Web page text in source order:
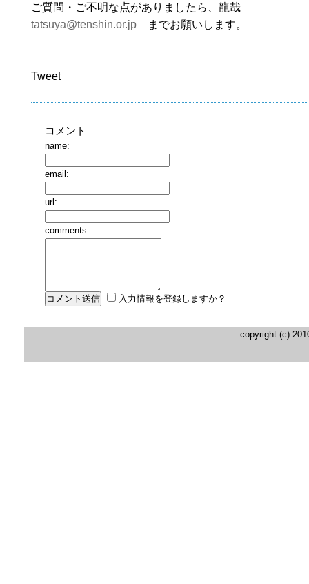
ご質問・ご不明な点がありましたら、龍哉
tatsuya@tenshin.or.jp までお願いします。
Tweet
コメント
name:
email:
url:
comments:
入力情報を登録しますか？
copyright (c)